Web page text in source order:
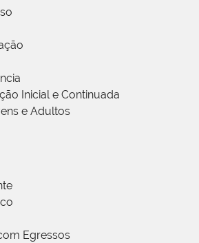
Inicial e Continuada
e Adultos
Egressos